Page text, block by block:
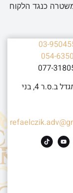
כנגד הלקוח
03-
054-
מצדה 7, מגדל ב.ס.ר 4, בני